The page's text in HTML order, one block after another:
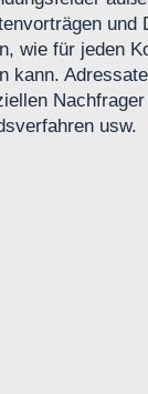
wie für jeden
kann.
usw.